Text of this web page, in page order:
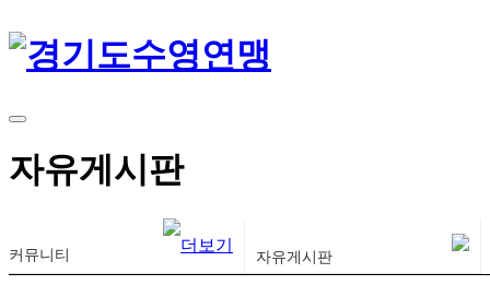
자유게시판
커뮤니티 자유게시판